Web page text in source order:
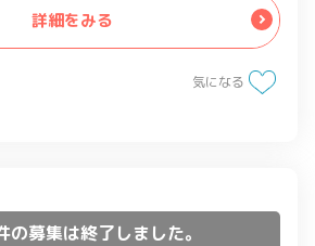
詳細をみる
気になる
の募集は終了しました。